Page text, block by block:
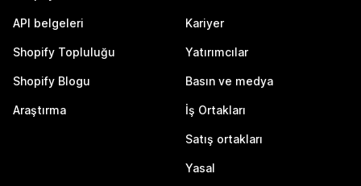
API belgeleri
Shopify Topluluğu
Shopify Blogu
Araştırma
Kariyer
Yatırımcılar
Basın ve medya
İş Ortakları
Satış ortakları
Yasal